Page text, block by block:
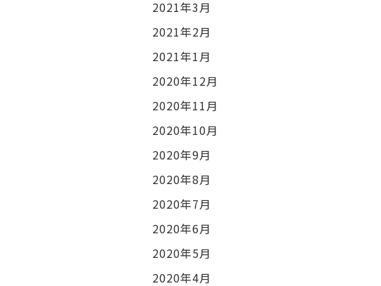
2021年3月
2021年2月
2021年1月
2020年12月
2020年11月
2020年10月
2020年9月
2020年8月
2020年7月
2020年6月
2020年5月
2020年4月